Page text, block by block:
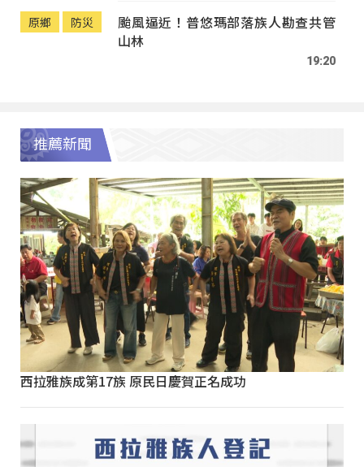
原鄉 防災
颱風逼近！普悠瑪部落族人勘查共管
山林
19:20
推薦新聞
西拉雅族成第17族 原民日慶賀正名成功